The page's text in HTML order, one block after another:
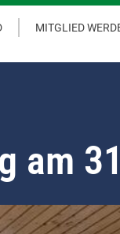
MITGLIED
am